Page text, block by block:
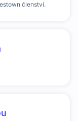
členství.